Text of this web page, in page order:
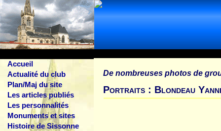
Accueil
Actualité du club
Plan/Maj du site
Les articles publiés
Les personnalités
Monuments et sites
Histoire de Sissonne
De nombreuses photos de
Portraits : Blondeau